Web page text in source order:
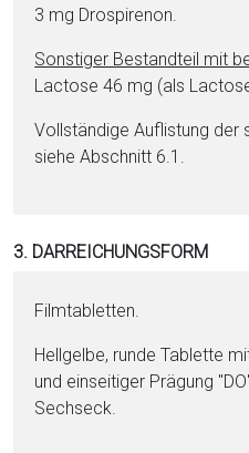
3 mg Dros­pi­re­non.
Sonstiger Be­stand­teil mit
Lac­to­se 46 mg (als
Vollständige Auflistung der
siehe Abschnitt 6.1.
3. DARREICHUNGSFORM
Film­ta­blet­ten.
Hellgelbe, runde Ta­blet­te
und einseitiger Prägung
Sechseck.